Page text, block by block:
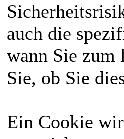
auch die
wann Sie zum
Sie, ob Sie
Ein Cookie